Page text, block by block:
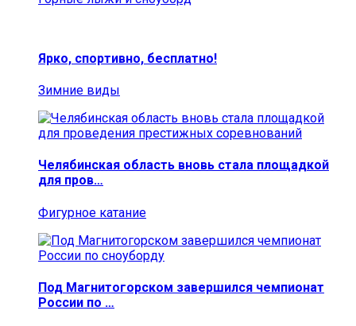
Ярко, спортивно, бесплатно!
Зимние виды
Челябинская область вновь стала площадкой
для пров…
Фигурное катание
Под Магнитогорском завершился чемпионат
России по …